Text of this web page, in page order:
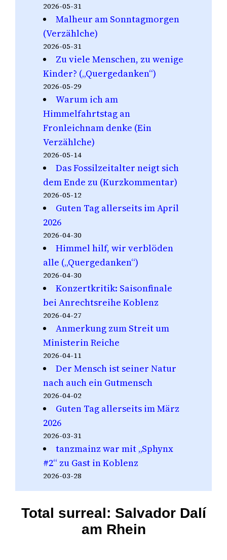
2026-05-31
Malheur am Sonntagmorgen
(Verzählche)
2026-05-31
Zu viele Menschen, zu wenige
Kinder? („Quergedanken“)
2026-05-29
Warum ich am
Himmelfahrtstag an
Fronleichnam denke (Ein
Verzählche)
2026-05-14
Das Fossilzeitalter neigt sich
dem Ende zu (Kurzkommentar)
2026-05-12
Guten Tag allerseits im April
2026
2026-04-30
Himmel hilf, wir verblöden
alle („Quergedanken“)
2026-04-30
Konzertkritik: Saisonfinale
bei Anrechtsreihe Koblenz
2026-04-27
Anmerkung zum Streit um
Ministerin Reiche
2026-04-11
Der Mensch ist seiner Natur
nach auch ein Gutmensch
2026-04-02
Guten Tag allerseits im März
2026
2026-03-31
tanzmainz war mit „Sphynx
#2“ zu Gast in Koblenz
2026-03-28
Total surreal: Salvador Dalí
am Rhein